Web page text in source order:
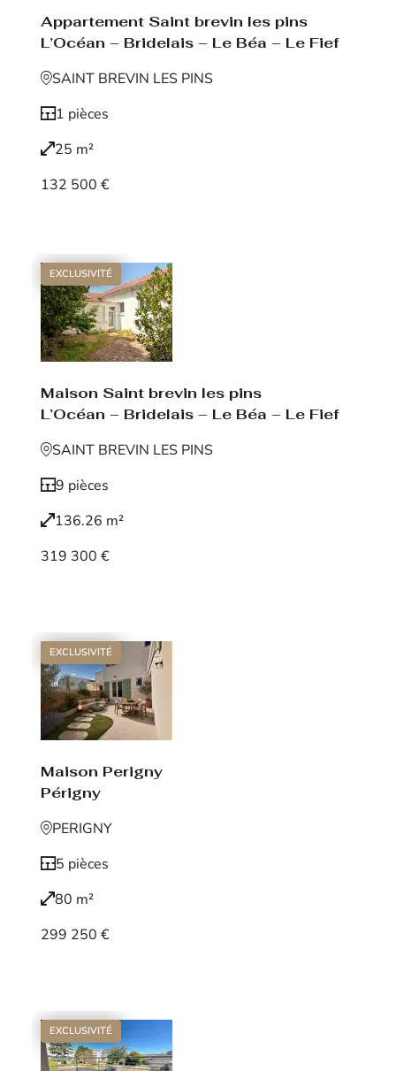
Appartement Saint brevin les pins
L’Océan – Bridelais – Le Béa – Le Fief
SAINT BREVIN LES PINS
1 pièces
25 m²
132 500 €
EXCLUSIVITÉ
Maison Saint brevin les pins
L’Océan – Bridelais – Le Béa – Le Fief
SAINT BREVIN LES PINS
9 pièces
136.26 m²
319 300 €
EXCLUSIVITÉ
Maison Perigny
Périgny
PERIGNY
5 pièces
80 m²
299 250 €
EXCLUSIVITÉ